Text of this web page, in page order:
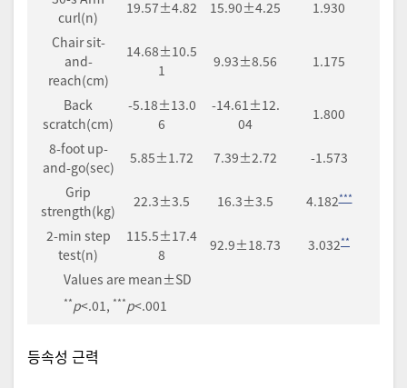
curl(n)
19.57±4.82 15.90±4.25
1.930
Chair sit-
and-
reach(cm)
14.68±10.5
1
9.93±8.56 1.175
Back
scratch(cm)
-5.18±13.0
6
-14.61±12.
04
1.800
8-foot up-
and-go(sec)
5.85±1.72 7.39±2.72
-1.573
Grip
strength(kg)
22.3±3.5 16.3±3.5 4.182***
2-min step
test(n)
115.5±17.4
8
92.9±18.73 3.032**
Values are mean±SD
**p<.01, ***p<.001
등속성 근력